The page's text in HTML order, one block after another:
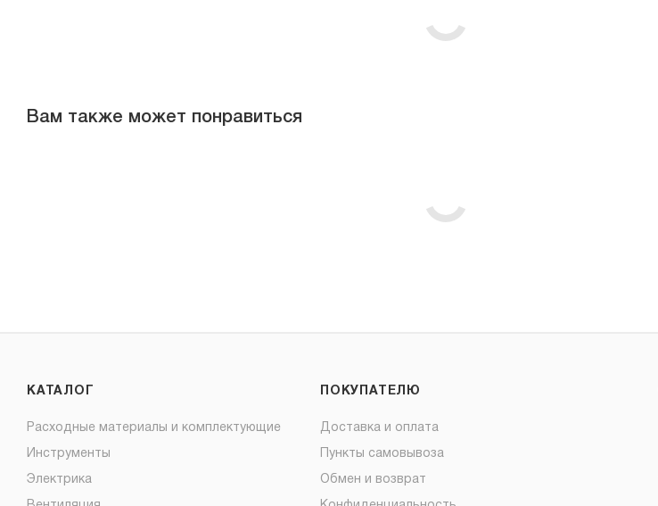
Вам также может понравиться
КАТАЛОГ
Расходные материалы и комплектующие
Инструменты
Электрика
ПОКУПАТЕЛЮ
Доставка и оплата
Пункты самовывоза
Обмен и возврат